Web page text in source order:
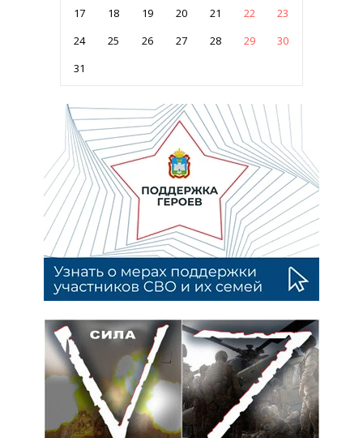
17
18 19 20 21 22
23
24
25 26 27 28 29
30
31